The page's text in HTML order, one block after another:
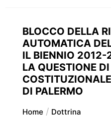
BLOCCO DELLA
AUTOMATICA
IL BIENNIO 2012-
LA QUESTIONE
DI PALERMO
Home Dottrina